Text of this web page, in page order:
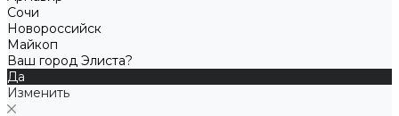
Сочи
Новороссийск
Майкоп
Ваш город Элиста?
Да
Изменить